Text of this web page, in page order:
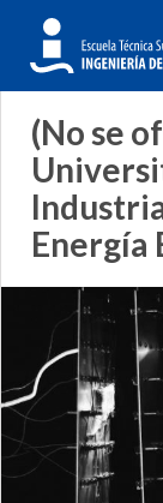
de
Search
(No se
Energía